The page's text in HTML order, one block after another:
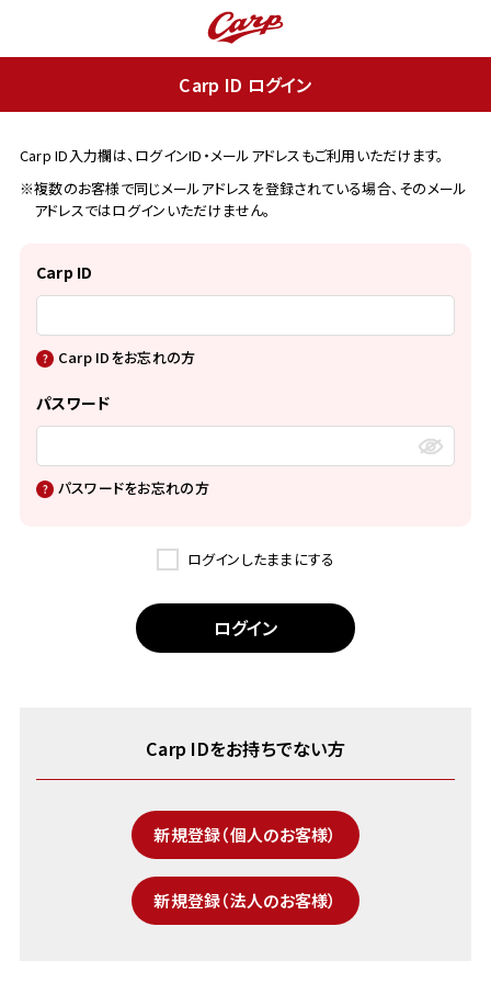
Carp ID ログイン
Carp ID入力欄は、ログインID・メールアドレスもご利用いただけます。
※複数のお客様で同じメールアドレスを登録されている場合、そのメール
アドレスではログインいただけません。
Carp ID
Carp IDをお忘れの方
パスワード
パスワードをお忘れの方
ログインしたままにする
Carp IDをお持ちでない方
新規登録（個人のお客様）
新規登録（法人のお客様）